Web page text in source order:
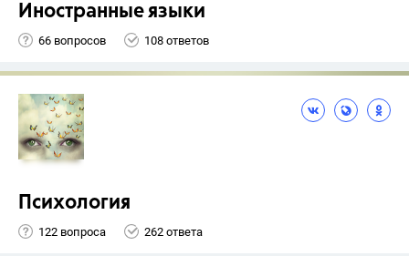
Иностранные языки
66 вопросов 108 ответов
Психология
122 вопроса 262 ответа